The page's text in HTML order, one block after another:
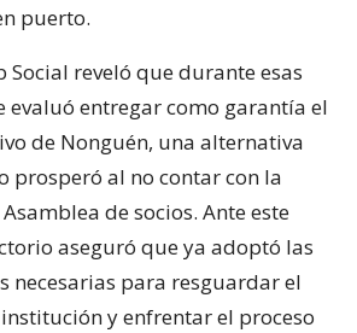
puerto.
Social reveló que durante esas
evaluó entregar como garantía el
de Nonguén, una alternativa
prosperó al no contar con la
de socios. Ante este
aseguró que ya adoptó las
necesarias para resguardar el
y enfrentar el proceso